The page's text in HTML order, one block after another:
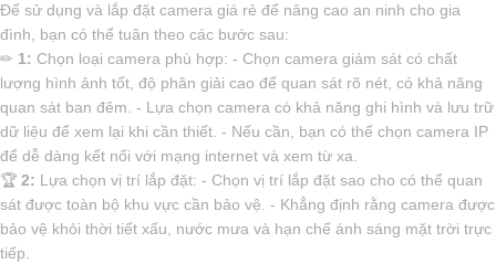
Để sử dụng và lắp đặt camera giá rẻ để nâng cao an ninh cho gia
đình, bạn có thể tuân theo các bước sau:
✏ 1: Chọn loại camera phù hợp: - Chọn camera giám sát có chất
lượng hình ảnh tốt, độ phân giải cao để quan sát rõ nét, có khả năng
quan sát ban đêm. - Lựa chọn camera có khả năng ghi hình và lưu trữ
dữ liệu để xem lại khi cần thiết. - Nếu cần, bạn có thể chọn camera IP
để dễ dàng kết nối với mạng internet và xem từ xa.
️🏆 2: Lựa chọn vị trí lắp đặt: - Chọn vị trí lắp đặt sao cho có thể quan
sát được toàn bộ khu vực cần bảo vệ. - Khẳng định rằng camera được
bảo vệ khỏi thời tiết xấu, nước mưa và hạn chế ánh sáng mặt trời trực
tiếp.